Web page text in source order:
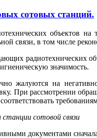
сотовых станций.
объектов на
связи, в том числе
радиотехнических
значимость.
жалуются на
При рассмотрении
станции сотовой связи
документами